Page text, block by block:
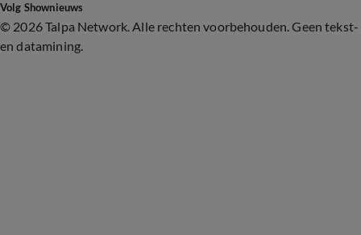
Volg Shownieuws
© 2026 Talpa Network. Alle rechten voorbehouden. Geen tekst-
en datamining.